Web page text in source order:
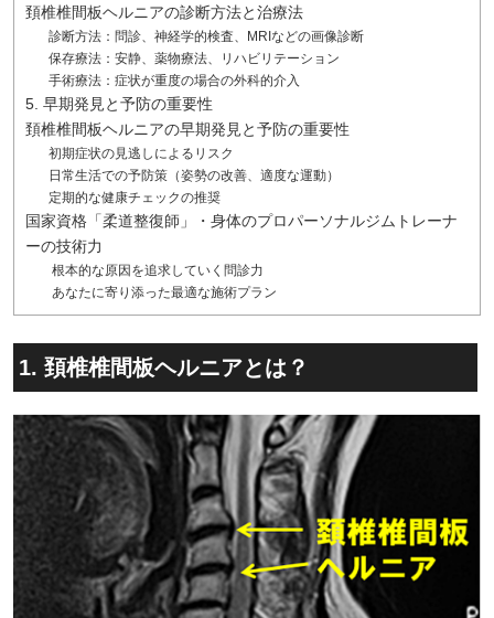
頚椎椎間板ヘルニアの診断方法と治療法
診断方法：問診、神経学的検査、MRIなどの画像診断
保存療法：安静、薬物療法、リハビリテーション
手術療法：症状が重度の場合の外科的介入
5. 早期発見と予防の重要性
頚椎椎間板ヘルニアの早期発見と予防の重要性
初期症状の見逃しによるリスク
日常生活での予防策（姿勢の改善、適度な運動）
定期的な健康チェックの推奨
国家資格「柔道整復師」・身体のプロパーソナルジムトレーナ
ーの技術力
根本的な原因を追求していく問診力
あなたに寄り添った最適な施術プラン
1. 頚椎椎間板ヘルニアとは？